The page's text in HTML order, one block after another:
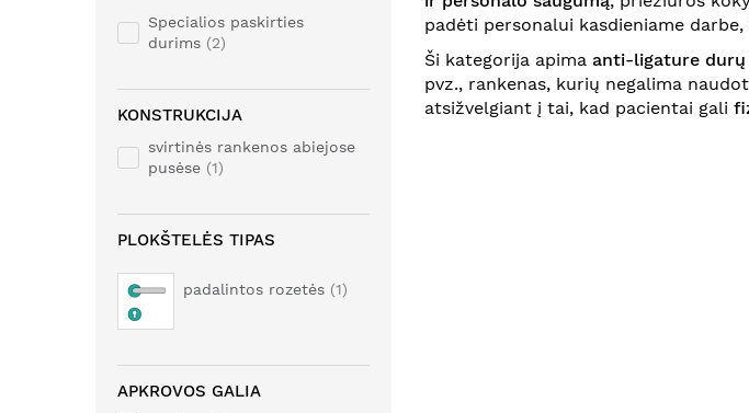
padėti personalui kasdieniame
Ši kategorija apima anti-ligature
pvz., rankenas, kurių negalima
atsižvelgiant į tai, kad pacientai gali
Specialios paskirties
durims
2
KONSTRUKCIJA
svirtinės rankenos abiejose
pusėse
1
PLOKŠTELĖS TIPAS
padalintos rozetės 1
APKROVOS GALIA